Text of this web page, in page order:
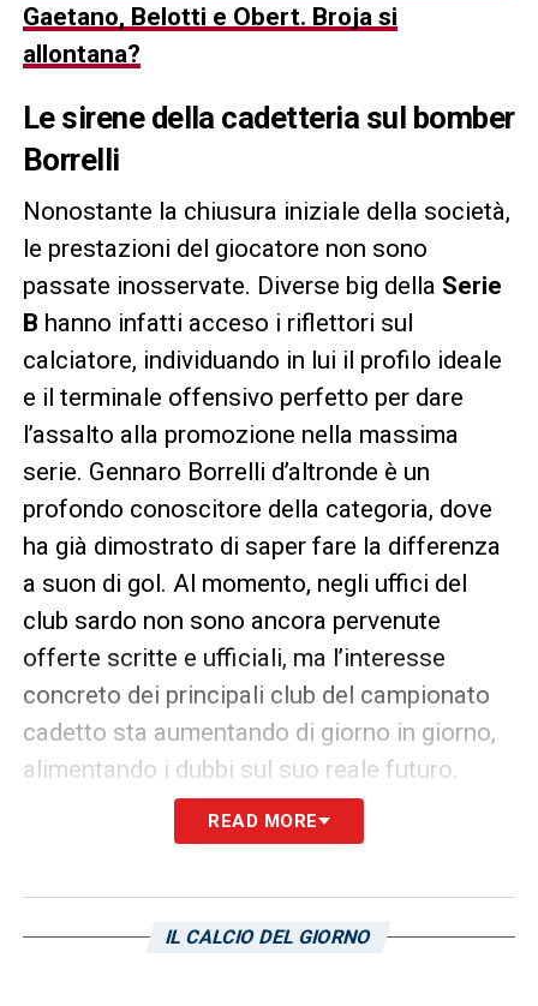
Gaetano, Belotti e Obert. Broja si
allontana?
Le sirene della cadetteria sul bomber
Borrelli
Nonostante la chiusura iniziale della società,
le prestazioni del giocatore non sono
passate inosservate. Diverse big della Serie
B hanno infatti acceso i riflettori sul
calciatore, individuando in lui il profilo ideale
e il terminale offensivo perfetto per dare
l’assalto alla promozione nella massima
serie. Gennaro Borrelli d’altronde è un
profondo conoscitore della categoria, dove
ha già dimostrato di saper fare la differenza
a suon di gol. Al momento, negli uffici del
club sardo non sono ancora pervenute
offerte scritte e ufficiali, ma l’interesse
concreto dei principali club del campionato
cadetto sta aumentando di giorno in giorno,
alimentando i dubbi sul suo reale futuro.
La valutazione di Borrelli e la
I giochi del mercato restano aperti e tutto
READ MORE
IL CALCIO DEL GIORNO